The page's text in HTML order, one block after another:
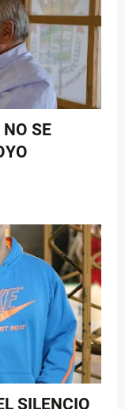
SE
SILENCIO